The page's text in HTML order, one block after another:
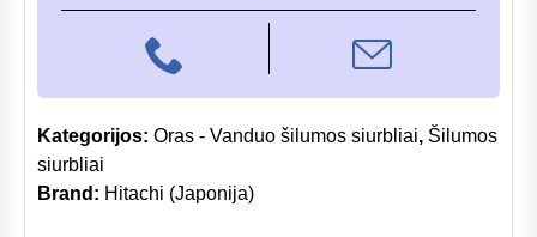
Kategorijos: Oras - Vanduo šilumos siurbliai, Šilumos
siurbliai
Brand: Hitachi (Japonija)